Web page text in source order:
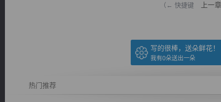
（← 快捷键 上一章
写的很棒，送朵鲜花！
我有0朵送出一朵
热门推荐